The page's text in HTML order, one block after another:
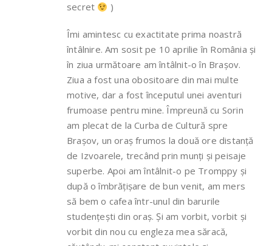
secret
)
Îmi amintesc cu exactitate prima noastră
întâlnire. Am sosit pe 10 aprilie în România și
în ziua următoare am întâlnit-o în Brașov.
Ziua a fost una obositoare din mai multe
motive, dar a fost începutul unei aventuri
frumoase pentru mine. Împreună cu Sorin
am plecat de la Curba de Cultură spre
Brașov, un oraș frumos la două ore distanță
de Izvoarele, trecând prin munți și peisaje
superbe. Apoi am întâlnit-o pe Tromppy și
după o îmbrățișare de bun venit, am mers
să bem o cafea într-unul din barurile
studențești din oraș. Și am vorbit, vorbit și
vorbit din nou cu engleza mea săracă,